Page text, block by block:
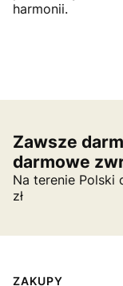
harmonii.
Zawsze
darmowe
Na terenie Polski
zł
ZAKUPY